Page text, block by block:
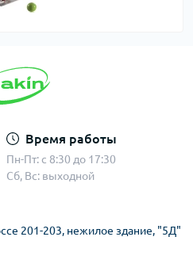
Время работы
Пн-Пт: с 8:30 до 17:30
Сб, Вс: выходной
201-203, нежилое здание, "5Д"